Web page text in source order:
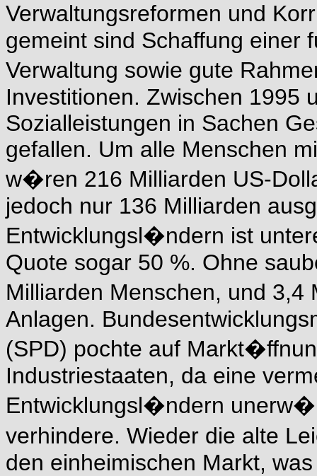
Verwaltungsreformen und
gemeint sind Schaffung einer
Verwaltung sowie gute
Investitionen. Zwischen 1995
Sozialleistungen in Sachen
gefallen. Um alle Menschen
w�ren 216 Milliarden US-
jedoch nur 136 Milliarden
Entwicklungsl�ndern ist
Quote sogar 50 %. Ohne
Milliarden Menschen, und
Anlagen.
(SPD) pochte auf
Industriestaaten, da eine
Entwicklungsl�ndern
verhindere. Wieder die alte
den einheimischen Markt,